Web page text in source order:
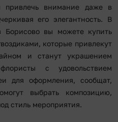
привлечь внимание даже в
его элегантность. В
Борисово вы можете купить
которые привлекут
и станут украшением
с удовольствием
для оформления, сообщат,
выбрать композицию,
стиль мероприятия.